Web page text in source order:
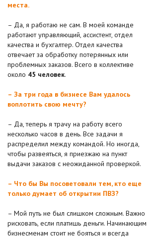
места.
– Да, я работаю не сам. В моей команде
работают управляющий, ассистент, отдел
качества и бухгалтер. Отдел качества
отвечает за обработку потерянных или
проблемных заказов. Всего в коллективе
около 45 человек.
– За три года в бизнесе Вам удалось
воплотить свою мечту?
– Да, теперь я трачу на работу всего
несколько часов в день. Все задачи я
распределил между командой. Но иногда,
чтобы развеяться, я приезжаю на пункт
выдачи заказов с неожиданной проверкой.
– Что бы Вы посоветовали тем, кто еще
только думает об открытии ПВЗ?
– Мой путь не был слишком сложным. Важно
рисковать, если платишь деньги. Начинающим
бизнесменам стоит не бояться и всегда